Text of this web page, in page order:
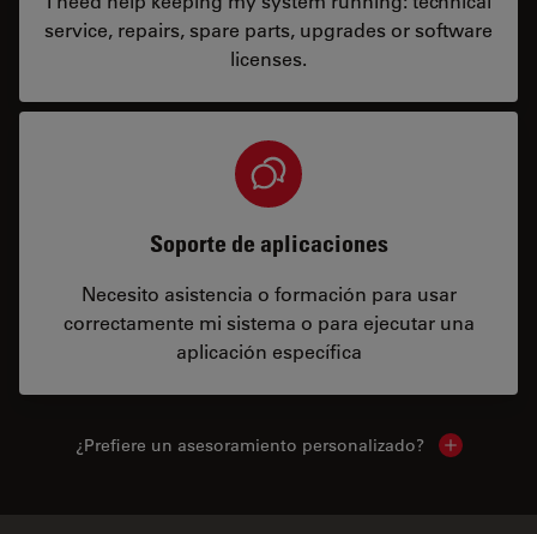
service, repairs, spare parts, upgrades or software
licenses.
Soporte de aplicaciones
Necesito asistencia o formación para usar
correctamente mi sistema o para ejecutar una
aplicación específica
¿Prefiere un asesoramiento personalizado? Show local